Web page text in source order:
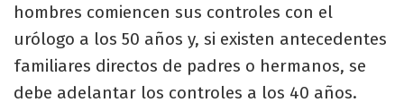
hombres comiencen sus controles con el
urólogo a los 50 años y, si existen antecedentes
familiares directos de padres o hermanos, se
debe adelantar los controles a los 40 años.